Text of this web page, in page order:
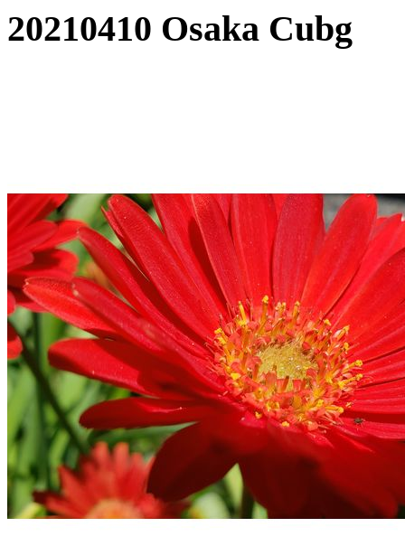
20210410 Osaka Cubg